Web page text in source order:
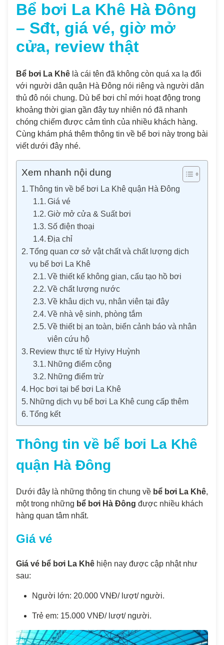
Bể bơi La Khê Hà Đông
– Sđt, giá vé, giờ mở
cửa, review thật
Bể bơi La Khê là cái tên đã không còn quá xa lạ đối
với người dân quận Hà Đông nói riêng và người dân
thủ đô nói chung. Dù bể bơi chỉ mới hoạt động trong
khoảng thời gian gần đây tuy nhiên nó đã nhanh
chóng chiếm được cảm tình của nhiều khách hàng.
Cùng khám phá thêm thông tin về bể bơi này trong bài
viết dưới đây nhé.
Xem nhanh nội dung
Thông tin về bể bơi La Khê quận Hà Đông
Giá vé
Giờ mở cửa & Suất bơi
Số điện thoại
Địa chỉ
Tổng quan cơ sở vật chất và chất lượng dịch
vụ bể bơi La Khê
Về thiết kế không gian, cấu tạo hồ bơi
Về chất lượng nước
Về khâu dịch vụ, nhân viên tại đây
Về nhà vệ sinh, phòng tắm
Về thiết bị an toàn, biển cảnh báo và nhân
viên cứu hộ
Review thực tế từ Hyivy Huỳnh
Những điểm cộng
Những điểm trừ
Học bơi tại bể bơi La Khê
Những dịch vụ bể bơi La Khê cung cấp thêm
Tổng kết
Thông tin về bể bơi La Khê
quận Hà Đông
Dưới đây là những thông tin chung về bể bơi La Khê,
một trong những bể bơi Hà Đông được nhiều khách
hàng quan tâm nhất.
Giá vé
Giá vé bể bơi La Khê hiện nay được cập nhật như
sau:
Người lớn: 20.000 VNĐ/ lượt/ người.
Trẻ em: 15.000 VNĐ/ lượt/ người.